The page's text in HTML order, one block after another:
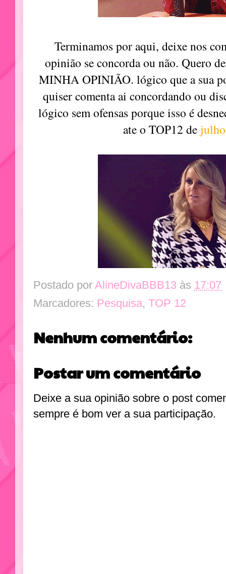
Terminamos por aqui, deixe nos
opinião se concorda ou não. Quero
MINHA OPINIÃO. lógico que a sua
quiser comenta ai concordando ou
lógico sem ofensas porque isso é
ate o TOP12 de
Postado por AlineDivaBBB13 às 17:07
Marcadores: Pesquisa, TOP 12
Nenhum comentário:
Postar um comentário
Deixe a sua opinião sobre o post
sempre é bom ver a sua participação.